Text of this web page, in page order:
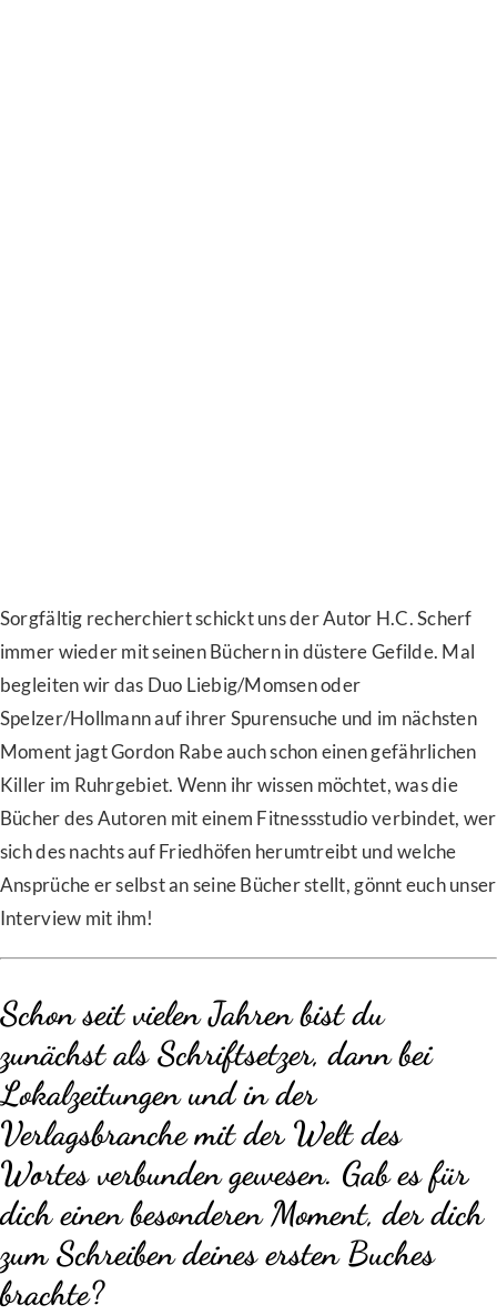
Sorgfältig recherchiert schickt uns der Autor H.C. Scherf
immer wieder mit seinen Büchern in düstere Gefilde. Mal
begleiten wir das Duo Liebig/Momsen oder
Spelzer/Hollmann auf ihrer Spurensuche und im nächsten
Moment jagt Gordon Rabe auch schon einen gefährlichen
Killer im Ruhrgebiet. Wenn ihr wissen möchtet, was die
Bücher des Autoren mit einem Fitnessstudio verbindet, wer
sich des nachts auf Friedhöfen herumtreibt und welche
Ansprüche er selbst an seine Bücher stellt, gönnt euch unser
Interview mit ihm!
Schon seit vielen Jahren bist du
zunächst als Schriftsetzer, dann bei
Lokalzeitungen und in der
Verlagsbranche mit der Welt des
Wortes verbunden gewesen. Gab es für
dich einen besonderen Moment, der dich
zum Schreiben deines ersten Buches
brachte?